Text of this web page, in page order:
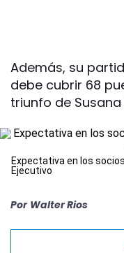
Además, su
debe cubrir 68
triunfo de Susana
Expectativa en los
Ejecutivo
Por Walter Rios